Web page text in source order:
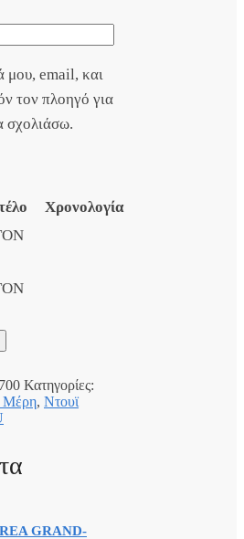
μου, email, και
τον πλοηγό για
σχολιάσω.
Χρονολογία
Κατηγορίες:
Μέρη, Ντουϊ
GRAND-